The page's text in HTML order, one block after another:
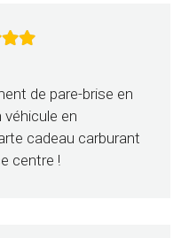
de pare-brise en
véhicule en
cadeau carburant
centre !